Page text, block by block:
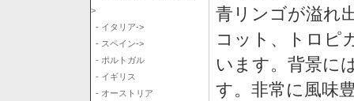
>
- イタリア->
- スペイン->
- ポルトガル
- イギリス
- オーストリア
青リンゴが溢れ
コット、トロピ
います。背景に
す。非常に風味